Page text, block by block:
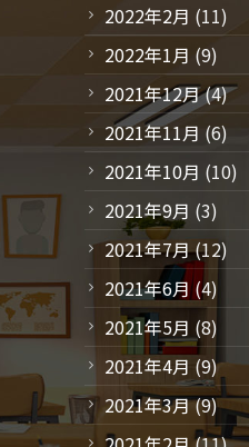
2022年2月 (11)
2022年1月 (9)
2021年12月(4)
2021年11月 (6)
2021年10月 (10)
2021年9月 (3)
2021年7月(12)
2021年6月(4)
2021年5月 (8)
2021年4月 (9)
2021年3月(9)